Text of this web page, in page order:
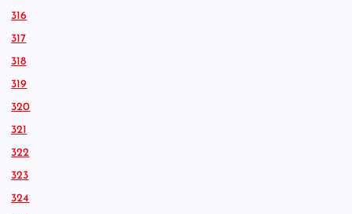
316
317
318
319
320
321
322
323
324